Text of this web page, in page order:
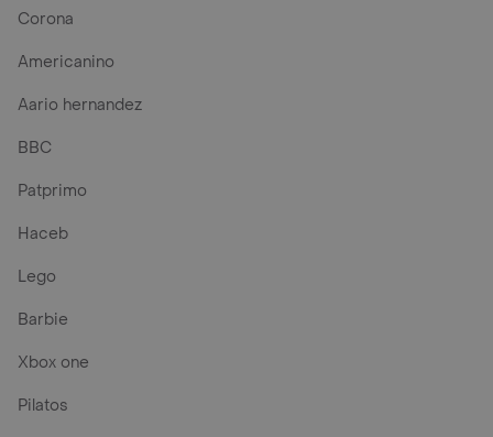
Corona
Americanino
Aario hernandez
BBC
Patprimo
Haceb
Lego
Barbie
Xbox one
Pilatos